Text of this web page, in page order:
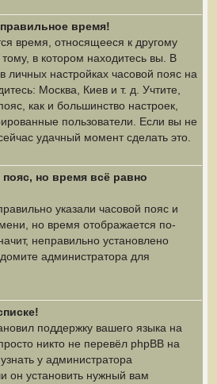
время!
время, относящееся к другому
в котором находитесь вы. В
личных настройках часовой пояс на
Москва, Киев и т. д. Учтите,
как и большинство настроек,
пользователи. Если вы не
удачный момент сделать это.
но время всё равно
указали часовой пояс и
но время отображается по-
неправильно установлено
администратора для
поддержку вашего языка на
никто не перевёл phpBB на
у администратора
он установить нужный вам